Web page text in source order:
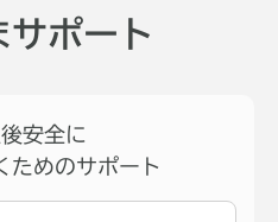
サポート
安全に
ためのサポート